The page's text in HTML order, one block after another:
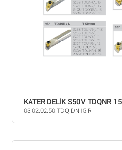
KATER DELİK S50V TDQNR 15
03.02.02.50.TDQ.DN15.R